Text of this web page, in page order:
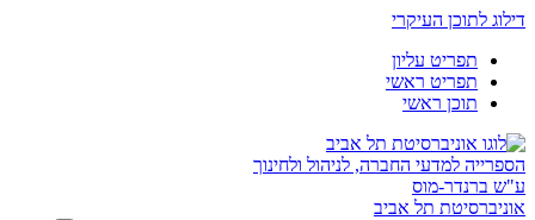
דילוג לתוכן העיקרי
תפריט עליון
תפריט ראשי
תוכן ראשי
הספרייה למדעי החברה, לניהול ולחינוך
ע"ש ברנדר-מוס
אוניברסיטת תל אביב